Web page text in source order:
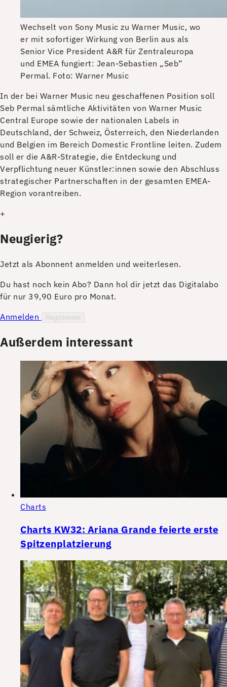
Wechselt von Sony Music zu Warner Music, wo
er mit sofortiger Wirkung von Berlin aus als
Senior Vice President A&R für Zentraleuropa
und EMEA fungiert: Jean-Sebastien „Seb“
Permal. Foto: Warner Music
In der bei Warner Music neu geschaffenen Position soll
Seb Permal sämtliche Aktivitäten von Warner Music
Central Europe sowie der nationalen Labels in
Deutschland, der Schweiz, Österreich, den Niederlanden
und Belgien im Bereich Domestic Frontline leiten. Zudem
soll er die A&R-Strategie, die Entdeckung und
Verpflichtung neuer Künstler:innen sowie den Abschluss
strategischer Partnerschaften in der gesamten EMEA-
Region vorantreiben.
+
Neugierig?
Jetzt als Abonnent anmelden und weiterlesen.
Du hast noch kein Abo? Dann hol dir jetzt das Digitalabo
für nur 39,90 Euro pro Monat.
Anmelden
Registrieren
Außerdem interessant
Charts
Charts KW32: Ariana Grande feierte erste
Spitzenplatzierung